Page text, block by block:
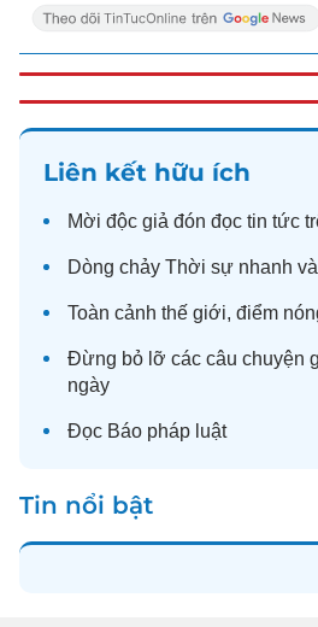
Liên kết hữu ích
Mời độc giả đón đọc tin tức
Dòng chảy Thời sự nhanh
Toàn cảnh thế giới, điểm
Đừng bỏ lỡ các câu chuyện
ngày
Đọc Báo pháp luật
Tin nổi bật